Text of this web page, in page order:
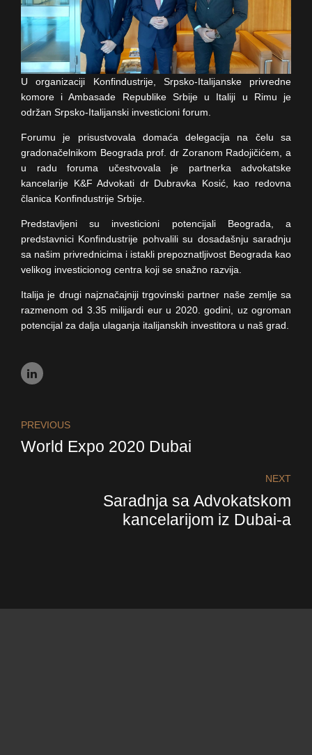
U organizaciji Konfindustrije, Srpsko-Italijanske privredne
komore i Ambasade Republike Srbije u Italiji u Rimu je
održan Srpsko-Italijanski investicioni forum.
Forumu je prisustvovala domaća delegacija na čelu sa
gradonačelnikom Beograda prof. dr Zoranom Radojičićem, a
u radu foruma učestvovala je partnerka advokatske
kancelarije K&F Advokati dr Dubravka Kosić, kao redovna
članica Konfindustrije Srbije.
Predstavljeni su investicioni potencijali Beograda, a
predstavnici Konfindustrije pohvalili su dosadašnju saradnju
sa našim privrednicima i istakli prepoznatljivost Beograda kao
velikog investicionog centra koji se snažno razvija.
Italija je drugi najznačajniji trgovinski partner naše zemlje sa
razmenom od 3.35 milijardi eur u 2020. godini, uz ogroman
potencijal za dalja ulaganja italijanskih investitora u naš grad.
PREVIOUS
World Expo 2020 Dubai
NEXT
Saradnja sa Advokatskom
kancelarijom iz Dubai-a